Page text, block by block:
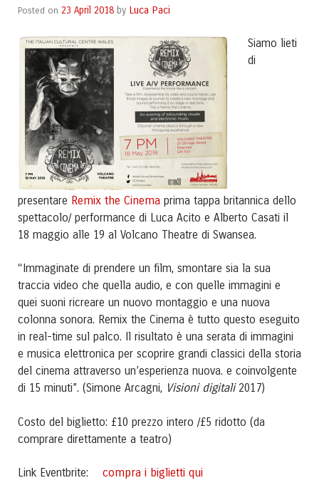
Posted on 23 April 2018 by Luca Paci
Siamo lieti
di
presentare Remix the Cinema prima tappa britannica dello
spettacolo/ performance di Luca Acito e Alberto Casati il
18 maggio alle 19 al Volcano Theatre di Swansea.
“Immaginate di prendere un film, smontare sia la sua
traccia video che quella audio, e con quelle immagini e
quei suoni ricreare un nuovo montaggio e una nuova
colonna sonora. Remix the Cinema è tutto questo eseguito
in real-time sul palco. Il risultato è una serata di immagini
e musica elettronica per scoprire grandi classici della storia
del cinema attraverso un’esperienza nuova. e coinvolgente
di 15 minuti”. (Simone Arcagni, Visioni digitali2017)
Costo del biglietto: £10 prezzo intero /£5 ridotto (da
comprare direttamente a teatro)
Link Eventbrite: compra i biglietti qui